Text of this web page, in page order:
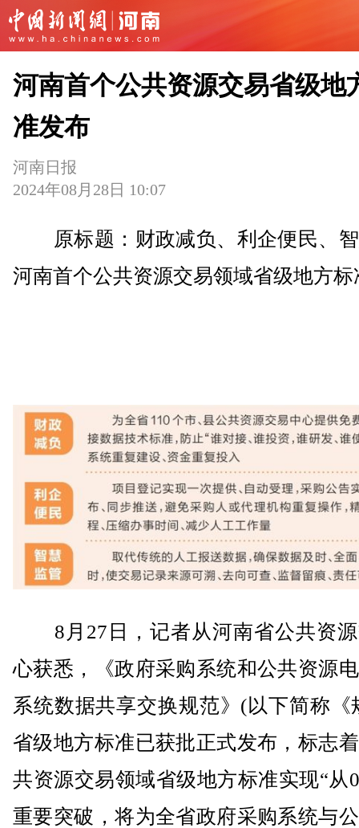
河南首个公共资源交易省级地
准发布
河南日报
2024年08月28日 10:07
原标题：财政减负、利企便民、
河南首个公共资源交易领域省级地方标
8月27日，记者从河南省公共资源
心获悉，《政府采购系统和公共资源
系统数据共享交换规范》(以下简称《
省级地方标准已获批正式发布，标志
共资源交易领域省级地方标准实现“从
重要突破，将为全省政府采购系统与